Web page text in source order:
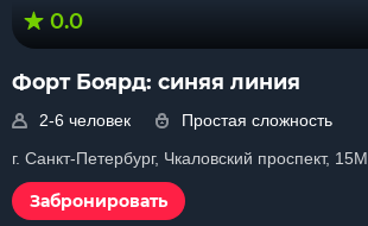
0.0
Форт Боярд: синяя линия
2-6 человек
Простая сложность
г. Санкт-Петербург, Чкаловский проспект, 15М
Забронировать